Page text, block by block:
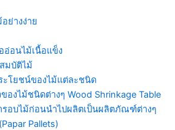
ย่างง่าย
อ่อนไม้เนื้อแข็ง
มบัติไม้
โยชน์ของไม้แต่ละชนิด
องไม้ชนิดต่างๆ Wood Shrinkage Table
รอบไม้ก่อนนำไปผลิตเป็นผลิตภัณฑ์ต่างๆ
Pallets)